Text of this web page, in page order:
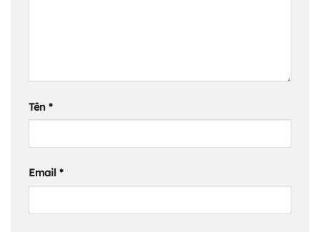
Tên *
Email *